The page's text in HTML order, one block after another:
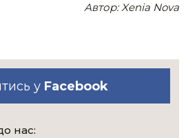
Автор: Xenia Nova
у Facebook
нас: